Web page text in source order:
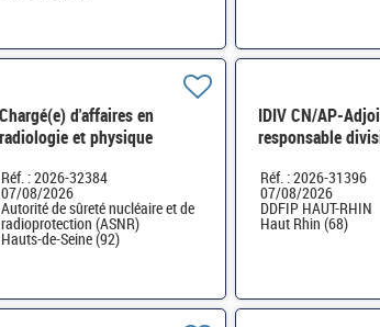
Chargé(e) d'affaires en
radiologie et physique
Réf. : 2026-32384
07/08/2026
Autorité de sûreté nucléaire et de
radioprotection (ASNR)
Hauts-de-Seine (92)
IDIV CN/AP-
responsable
Formation
H/F
Réf. : 2026-31396
07/08/2026
DDFIP HAUT-RHIN
Haut Rhin (68)